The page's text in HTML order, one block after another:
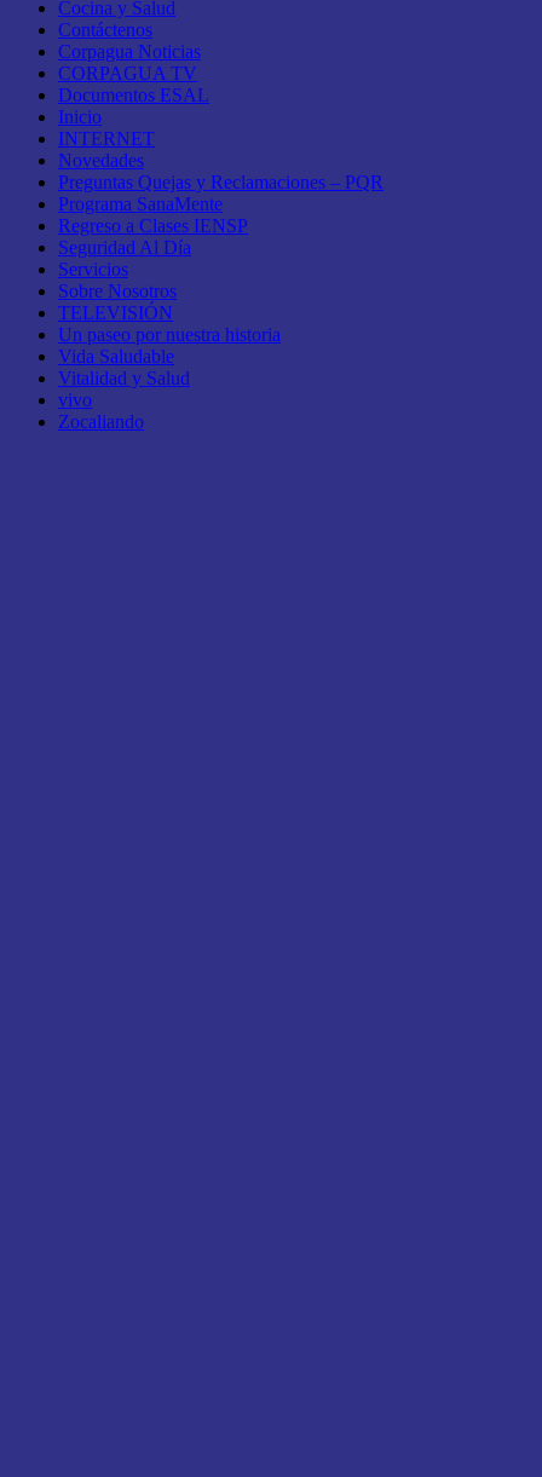
Cocina y Salud
Contáctenos
Corpagua Noticias
CORPAGUA TV
Documentos ESAL
Inicio
INTERNET
Novedades
Preguntas Quejas y Reclamaciones – PQR
Programa SanaMente
Regreso a Clases IENSP
Seguridad Al Día
Servicios
Sobre Nosotros
TELEVISIÓN
Un paseo por nuestra historia
Vida Saludable
Vitalidad y Salud
vivo
Zocaliando